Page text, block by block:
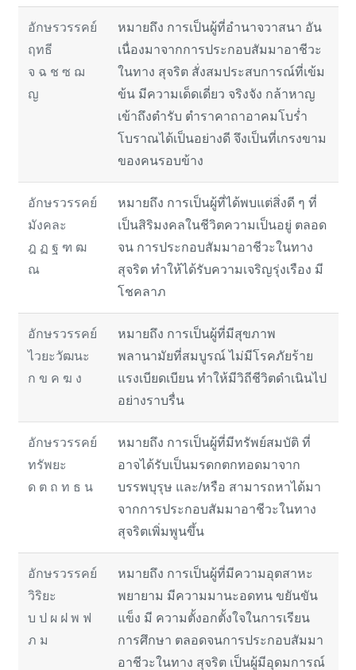
อักษรวรรคย์
ฤทธี
จ ฉ ช ซ ฌ
ญ
หมายถึง การเป็นผู้ที่อำนาจวาสนา อัน
เนื่องมาจากการประกอบสัมมาอาชีวะ
ในทาง สุจริต สั่งสมประสบการณ์ที่เข้ม
ข้น มีความเด็ดเดี่ยว จริงจัง กล้าหาญ
เข้าถึงตำรับ ตำราคาถาอาคมโบร่ำ
โบราณได้เป็นอย่างดี จึงเป็นที่เกรงขาม
ของคนรอบข้าง
อักษรวรรคย์
มังคละ
ฎ ฏ ฐ ฑ ฒ
ณ
หมายถึง การเป็นผู้ที่ได้พบแต่สิ่งดี ๆ ที่
เป็นสิริมงคลในชีวิตความเป็นอยู่ ตลอด
จน การประกอบสัมมาอาชีวะในทาง
สุจริต ทำให้ได้รับความเจริญรุ่งเรือง มี
โชคลาภ
อักษรวรรคย์
ไวยะวัฒนะ
ก ข ค ฆ ง
หมายถึง การเป็นผู้ที่มีสุขภาพ
พลานามัยที่สมบูรณ์ ไม่มีโรคภัยร้าย
แรงเบียดเบียน ทำให้มีวิถีชีวิตดำเนินไป
อย่างราบรื่น
อักษรวรรคย์
ทรัพยะ
ด ต ถ ท ธ น
หมายถึง การเป็นผู้ที่มีทรัพย์สมบัติ ที่
อาจได้รับเป็นมรดกตกทอดมาจาก
บรรพบุรุษ และ/หรือ สามารถหาได้มา
จากการประกอบสัมมาอาชีวะในทาง
สุจริตเพิ่มพูนขึ้น
อักษรวรรคย์
วิริยะ
บ ป ผ ฝ พ ฟ
ภ ม
หมายถึง การเป็นผู้ที่มีความอุตสาหะ
พยายาม มีความมานะอดทน ขยันขัน
แข็ง มี ความตั้งอกตั้งใจในการเรียน
การศึกษา ตลอดจนการประกอบสัมมา
อาชีวะในทาง สุจริต เป็นผู้มีอุดมการณ์